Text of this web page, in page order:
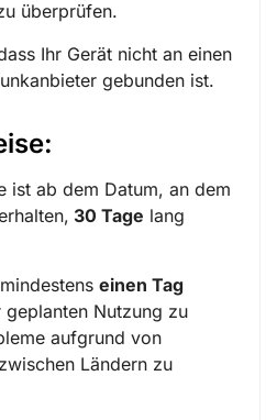
überprüfen.
Ihr Gerät nicht an einen
gebunden ist.
ist ab dem Datum, an dem
30 Tage lang
einen Tag
geplanten Nutzung zu
aufgrund von
Ländern zu